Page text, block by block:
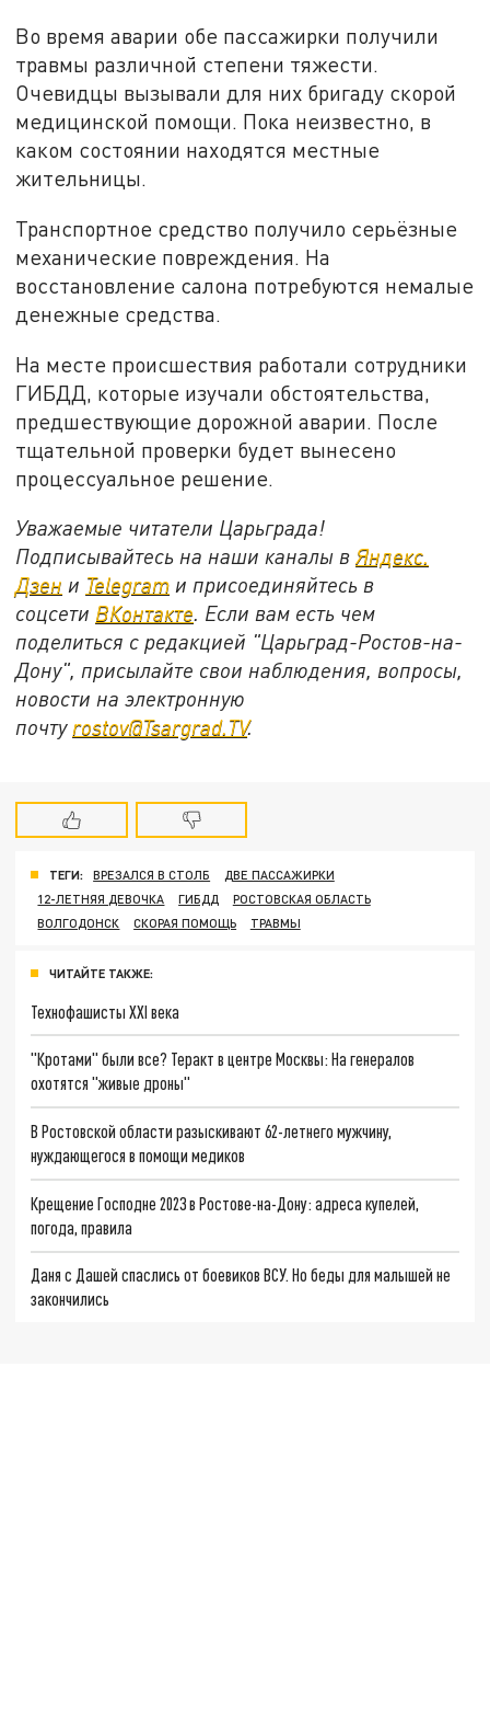
Во время аварии обе пассажирки получили
травмы различной степени тяжести.
Очевидцы вызывали для них бригаду скорой
медицинской помощи. Пока неизвестно, в
каком состоянии находятся местные
жительницы.
Транспортное средство получило серьёзные
механические повреждения. На
восстановление салона потребуются немалые
денежные средства.
На месте происшествия работали сотрудники
ГИБДД, которые изучали обстоятельства,
предшествующие дорожной аварии. После
тщательной проверки будет вынесено
процессуальное решение.
Уважаемые читатели Царьграда!
Подписывайтесь на наши каналы вЯндекс.
Дзен и Telegram и присоединяйтесь в
соцсети ВКонтакте. Если вам есть чем
поделиться с редакцией "Царьград-Ростов-на-
Дону", присылайте свои наблюдения, вопросы,
новости на электронную
почту rostov@Tsargrad.ТV.
ТЕГИ: ВРЕЗАЛСЯ В СТОЛБ
ДВЕ ПАССАЖИРКИ
12-ЛЕТНЯЯ ДЕВОЧКА
ГИБДД
РОСТОВСКАЯ ОБЛАСТЬ
ВОЛГОДОНСК
СКОРАЯ ПОМОЩЬ ТРАВМЫ
ЧИТАЙТЕ ТАКЖЕ:
Технофашисты XXI века
"Кротами" были все? Теракт в центре Москвы: На генералов
охотятся "живые дроны"
В Ростовской области разыскивают 62-летнего мужчину,
нуждающегося в помощи медиков
Крещение Господне 2023 в Ростове-на-Дону: адреса купелей,
погода, правила
Даня с Дашей спаслись от боевиков ВСУ. Но беды для малышей не
закончились